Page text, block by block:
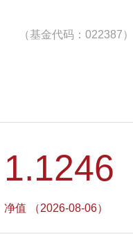
（基金代码：022387）
1.1246
净值 （2026-08-06）